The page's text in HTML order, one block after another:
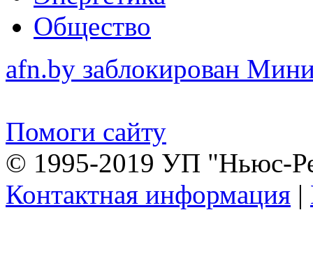
Общество
afn.by заблокирован
Помоги сайту
© 1995-2019 УП "Ньюс-
Контактная информация |